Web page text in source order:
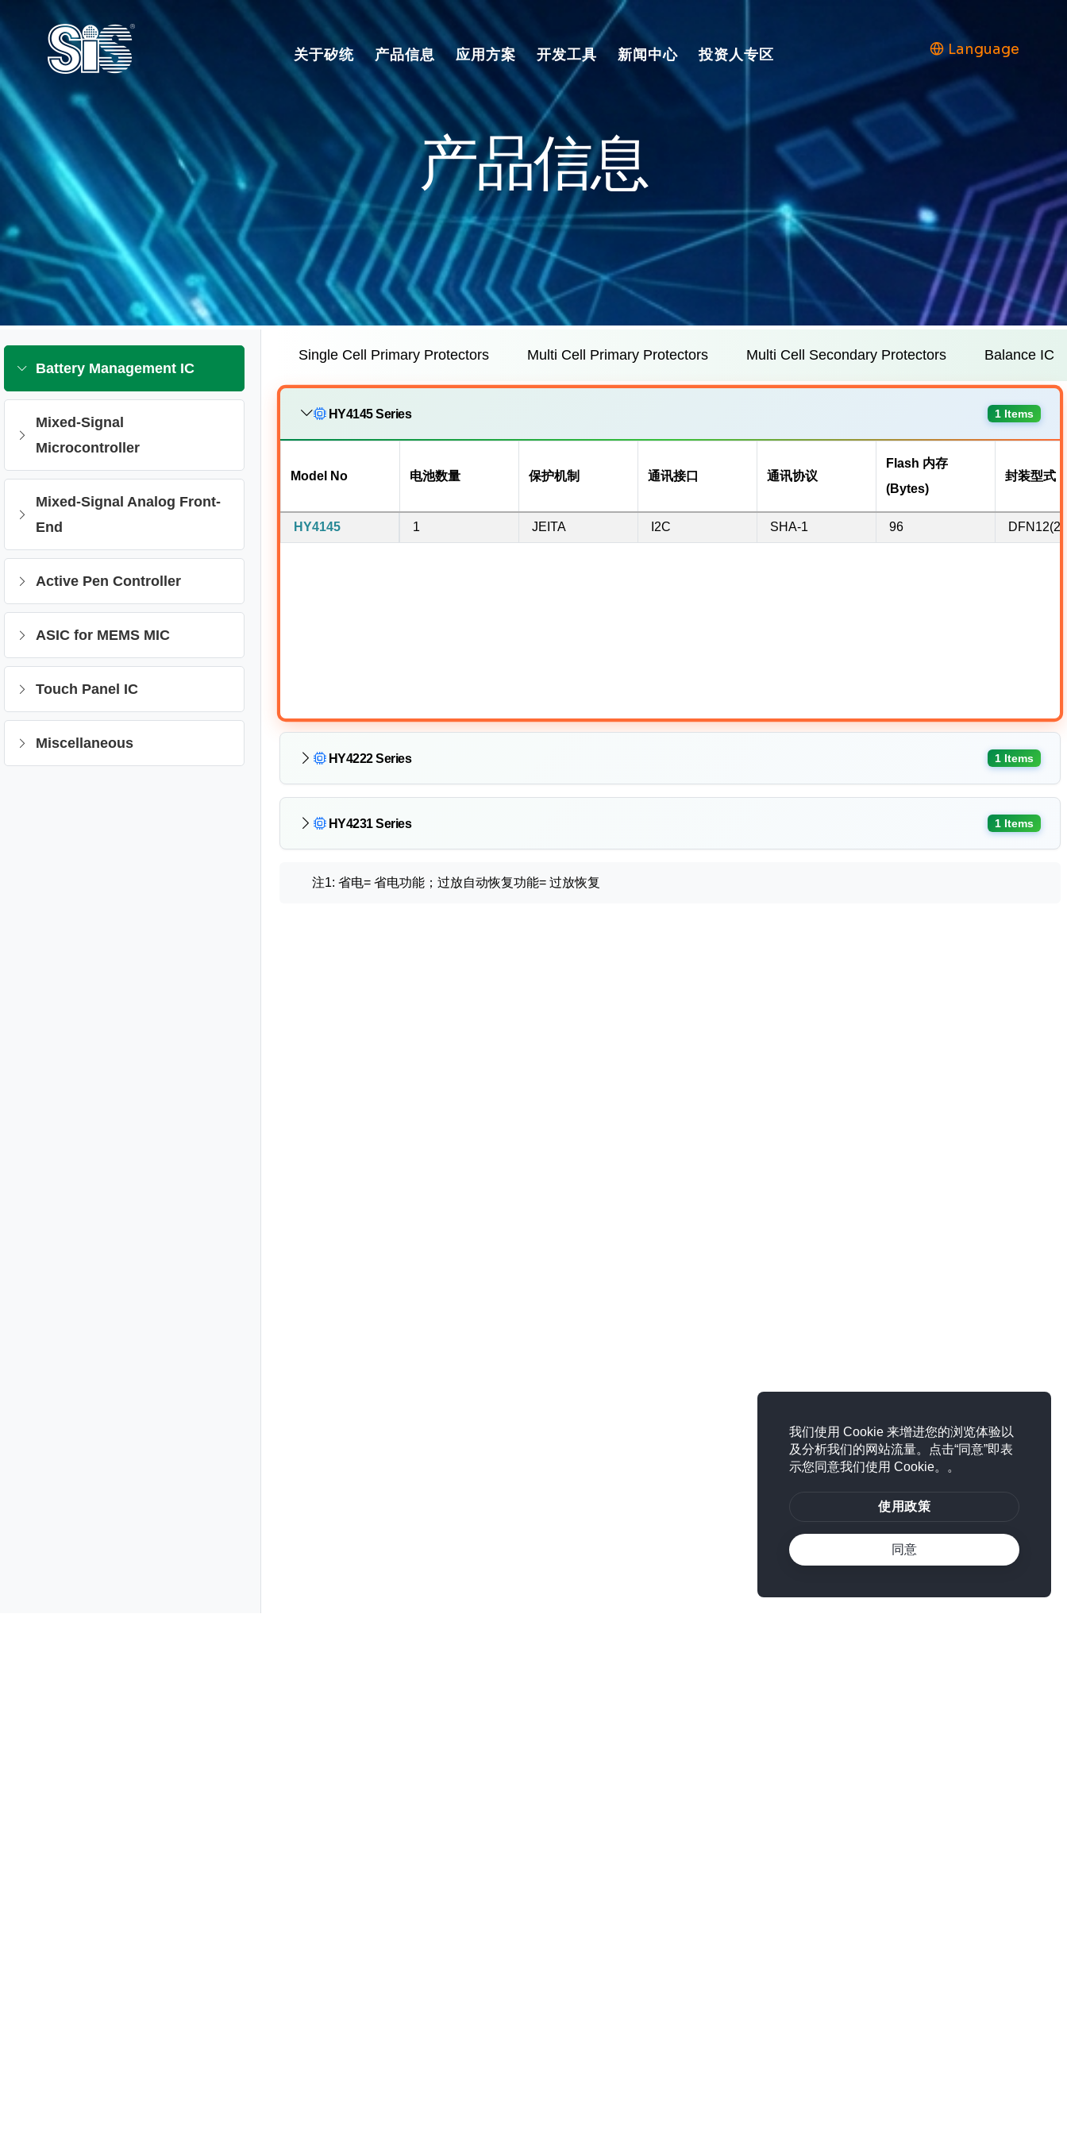
关于矽统 产品信息 应用方案 开发工具 新闻中心 投资人专区 Language
产品信息
Battery Management IC
Mixed-Signal
Microcontroller
Mixed-Signal Analog Front-
End
Active Pen Controller
ASIC for MEMS MIC
Touch Panel IC
Miscellaneous
Single Cell Primary Protectors Multi Cell Primary Protectors Multi Cell Secondary Protectors Balance IC
HY4145 Series 1 Items
Model No 电池数量 保护机制 通讯接口 通讯协议
Flash 内存
(Bytes)
封装型式
HY4145 1 JEITA I2C SHA-1 96
HY4222 Series 1 Items
HY4231 Series 1 Items
注1: 省电= 省电功能；过放自动恢复功能= 过放恢复
我们使用 Cookie 来增进您的浏览体验以
及分析我们的网站流量。点击“同意”即表
示您同意我们使用 Cookie。。
使用政策
同意